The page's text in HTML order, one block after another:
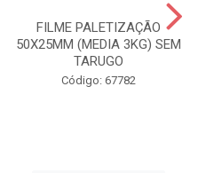
FILME PALETIZAÇÃO
50X25MM (MEDIA 3KG) SEM
TARUGO
Código: 67782